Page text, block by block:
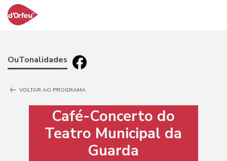
OuTonalidades
VOLTAR AO PROGRAMA
Café-Concerto do
Teatro Municipal da
Guarda